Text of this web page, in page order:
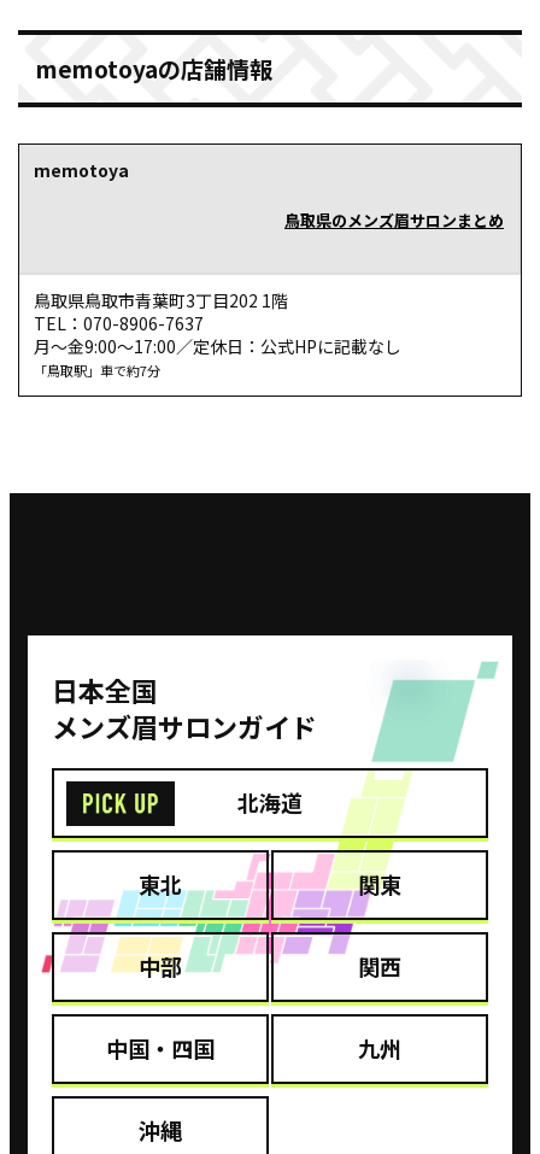
memotoyaの店舗情報
memotoya
鳥取県のメンズ眉サロンまとめ
鳥取県鳥取市青葉町3丁目202 1階
TEL：070-8906-7637
月～金9:00～17:00／定休日：公式HPに記載なし
「鳥取駅」車で約7分
⽇本全国
メンズ眉サロンガイド
北海道
東北 関東
中部 関西
中国・四国 九州
沖縄